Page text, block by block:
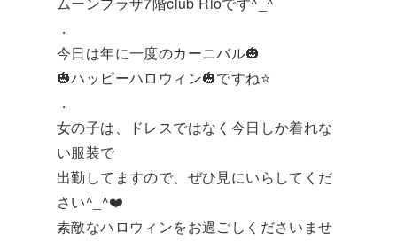
．
今日は年に一度のカーニバル🎃
🎃ハッピーハロウィン🎃ですね⭐️
．
女の子は、ドレスではなく今日しか着れな
い服装で
出勤してますので、ぜひ見にいらしてくだ
さい^_^❤️
素敵なハロウィンをお過ごしくださいませ